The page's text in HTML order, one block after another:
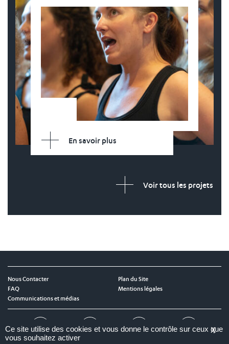
En savoir plus
Voir tous les projets
Nous Contacter
FAQ
Communications et médias
Plan du Site
Mentions légales
Twitter LinkedInInstagramYouTubeX
Ce site utilise des cookies et vous donne le contrôle sur ceux que
vous souhaitez activer